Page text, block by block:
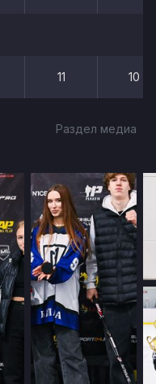
11 10
Раздел медиа